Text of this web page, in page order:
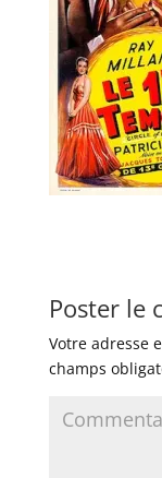
Poster le
Votre adresse
champs